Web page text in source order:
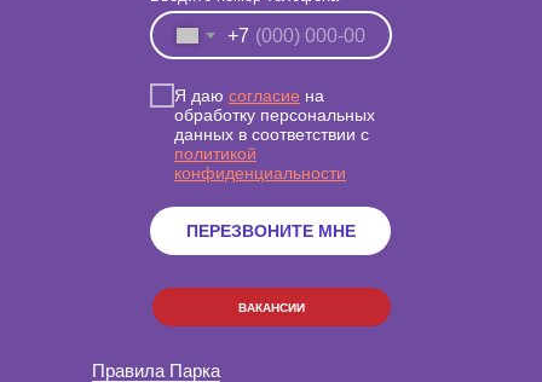
+7
Я даю согласие на
обработку персональных
данных в соответствии с
политикой
конфиденциальности
ПЕРЕЗВОНИТЕ МНЕ
Правила Парка
ВАКАНСИИ